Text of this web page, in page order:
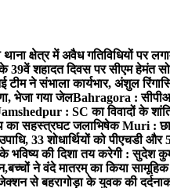
क्षेत्र में अवैध गतिविधियों पर
39वें शहादत दिवस पर सीएम हेमंत
ने संभाला कार्यभार, अंशुल
भेजा गया जेलBahragora :
: SC का विवादों के
का सहस्त्रघट जलाभिषेकMuri :
33 शोधार्थियों को पीएचडी और
की दिशा तय करेगी : सुदेश
ने वंदे मातरम् का किया
से बहरागोड़ा के युवक की